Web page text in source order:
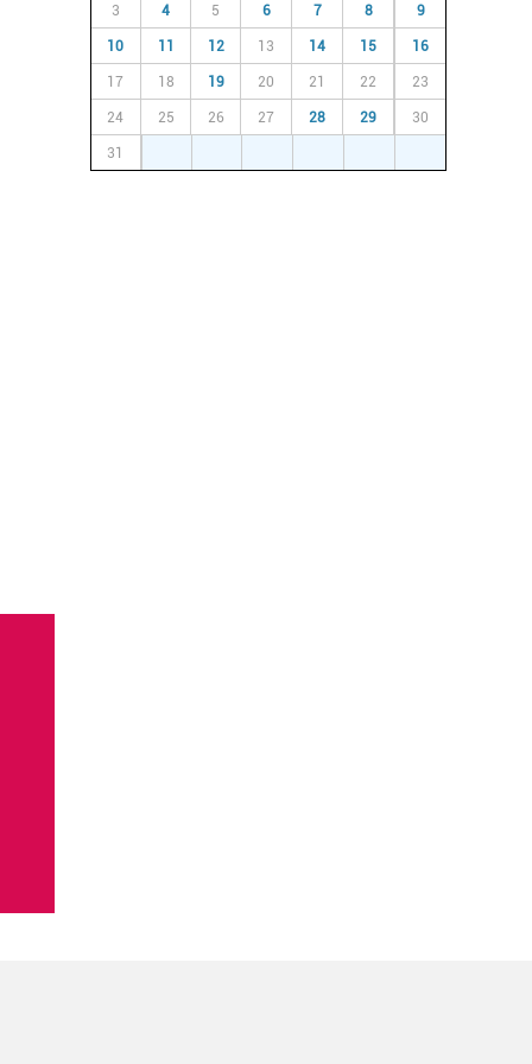
3 4 5 6 7 8 9
10 11 12 13 14 15 16
17 18 19 20 21 22 23
24 25 26 27 28 29 30
31